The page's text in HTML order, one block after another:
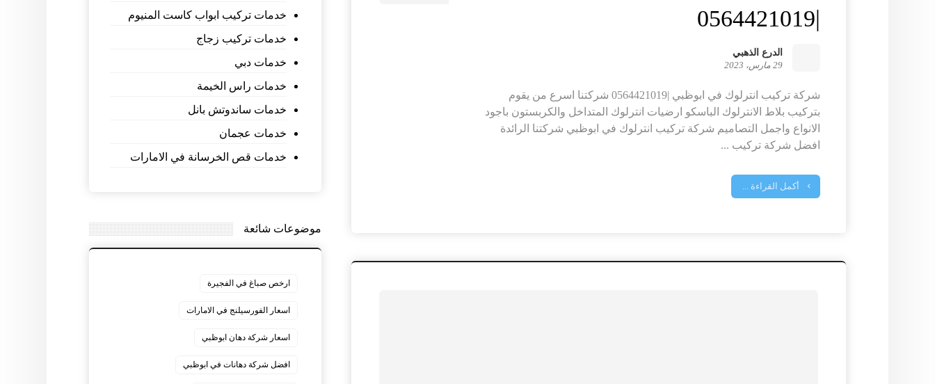
|0564421019
الدرع الذهبي
29 مارس، 2023
شركة تركيب انترلوك في ابوظبي |0564421019 شركتنا اسرع من يقوم
بتركيب بلاط الانترلوك الباسكو ارضيات انترلوك المتداخل والكربستون باجود
الانواع واجمل التصاميم شركة تركيب انترلوك في ابوظبي شركتنا الرائدة
افضل شركة تركيب ...
أكمل القراءة ...
خدمات تركيب ابواب كاست المنيوم
خدمات تركيب زجاج
خدمات دبي
خدمات راس الخيمة
خدمات ساندوتش بانل
خدمات عجمان
خدمات قص الخرسانة في الامارات
موضوعات شائعة
ارخص صباغ في الفجيرة
اسعار الفورسيلنج في الامارات
اسعار شركة دهان ابوظبي
افضل شركة دهانات في ابوظبي